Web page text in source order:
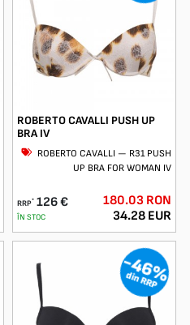
ROBERTO CAVALLI PUSH UP
BRA IV
ROBERTO CAVALLI — R31 PUSH
UP BRA FOR WOMAN IV
RRP* 126 €
ÎN STOC
180.03 RON
34.28 EUR
-46%
din RRP